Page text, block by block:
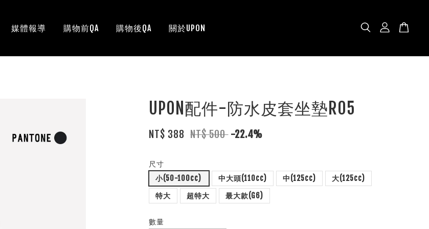
媒體報導 購物前QA 購物後QA 關於UPON
UPON配件-防水皮套坐墊R05
NT$ 388 NT$ 500 -22.4%
尺寸
小(50-100cc)
中大頭(110cc) 中(125cc)
大(125cc)
特大
超特大 最大款(G6)
數量